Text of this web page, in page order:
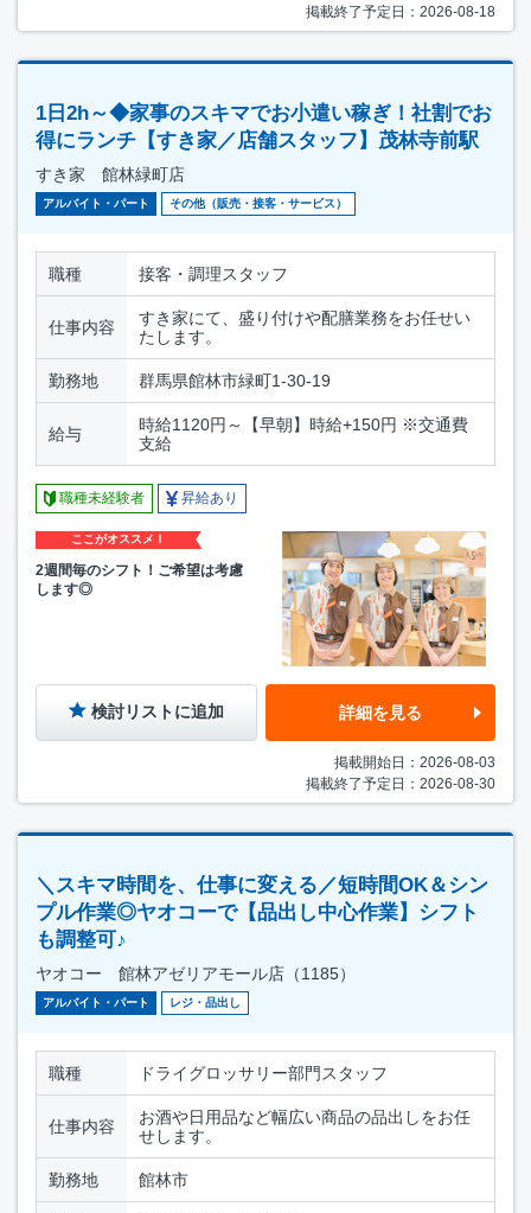
掲載終了予定日：2026-08-18
1日2h～◆家事のスキマでお小遣い稼ぎ！社割でお
得にランチ【すき家／店舗スタッフ】茂林寺前駅
すき家 館林緑町店
アルバイト・パート その他（販売・接客・サービス）
職種 接客・調理スタッフ
仕事内容
すき家にて、盛り付けや配膳業務をお任せい
たします。
勤務地 群馬県館林市緑町1-30-19
給与
時給1120円～【早朝】時給+150円 ※交通費
支給
職種未経験者 昇給あり
ここがオススメ！
2週間毎のシフト！ご希望は考慮
します◎
検討リストに追加 詳細を見る
掲載開始日：2026-08-03
掲載終了予定日：2026-08-30
＼スキマ時間を、仕事に変える／短時間OK＆シン
プル作業◎ヤオコーで【品出し中心作業】シフト
も調整可♪
ヤオコー 館林アゼリアモール店（1185）
アルバイト・パート レジ・品出し
職種 ドライグロッサリー部門スタッフ
仕事内容
お酒や日用品など幅広い商品の品出しをお任
せします。
勤務地 館林市